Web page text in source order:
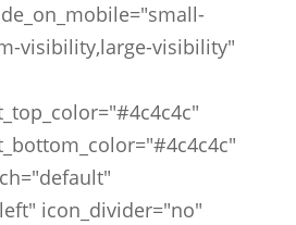
visibility,large-visibility"
icon_divider="no"